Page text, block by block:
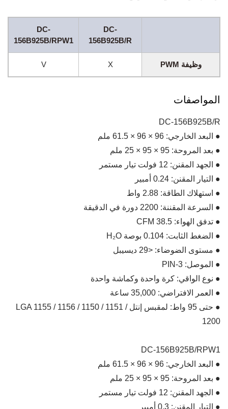
DC-
156B925B/R
DC-
156B925B/RPW1
وظيفة PWM X
V
المواصفات
DC-156B925B/R
● البعد الخارجي: 96 × 96 × 61.5 ملم
● بعد المروحة: 95 × 95 × 25 ملم
● الجهد المقنن: 12 فولت تيار مستمر
● التيار المقنن: 0.24 أمبير
● استهلاك الطاقة: 2.88 واط
● السرعة المقننة: 2200 دورة في الدقيقة
● تدفق الهواء: 38.5 CFM
● الضغط الثابت: 0.104 بوصة H₂O
● مستوى الضوضاء: <29 ديسيبل
● الموصل: 3-PIN
● نوع الواقي: كرة واحدة وكماشة واحدة
● العمر الافتراضي: 35,000 ساعة
● حتى 95 واط: لمقبس إنتل LGA 1155 / 1156 / 1150 / 1151 /
1200
DC-156B925B/RPW1
● البعد الخارجي: 96 × 96 × 61.5 ملم
● بعد المروحة: 95 × 95 × 25 ملم
● الجهد المقنن: 12 فولت تيار مستمر
● التيار المقنن: 0.3 أمبير